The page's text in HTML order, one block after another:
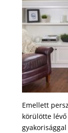
Emellett
körülötte